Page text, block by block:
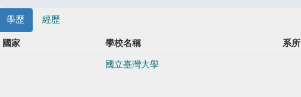
學歷 經歷
國家 學校名稱 系所
國立臺灣大學